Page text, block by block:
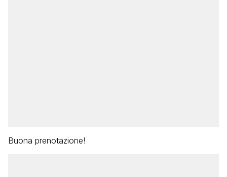
Buona prenotazione!